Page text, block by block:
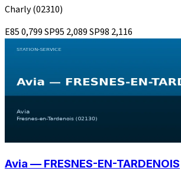
Charly(02310)
E850,799SP95 2,089SP98 2,116
Avia — FRESNES-EN-TARDENOIS